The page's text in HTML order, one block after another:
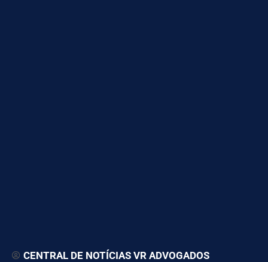
CENTRAL DE NOTÍCIAS VR ADVOGADOS